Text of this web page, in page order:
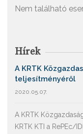
Nem található
Hírek
A KRTK
teljesítményéről
2020.05.07.
A KRTK
KRTK KTI a RePEc/